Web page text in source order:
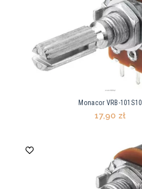
Monacor VRB-101S10
17,90 zł